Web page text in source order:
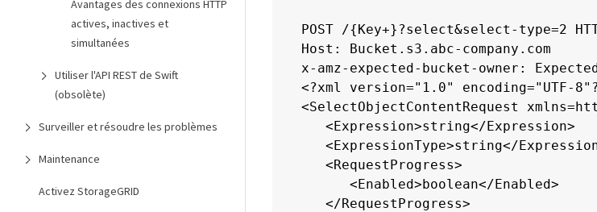
Avantages des connexions HTTP
actives, inactives et
simultanées
Utiliser l'API REST de Swift
(obsolète)
Surveiller et résoudre les problèmes
Maintenance
Activez StorageGRID
<QuoteFields>string</
<RecordDelimiter>string</
      </CSV>
   </OutputSerialization>
   <ScanRange>
      <End>long</End>
      <Start>long</Start>
   </ScanRange>
</SelectObjectContentRequest>
POST /{Key+}?select&select-type=2
Host: Bucket.s3.abc-company.com
x-amz-expected-bucket-owner:
<?xml version="1.0" encoding="UTF-
<SelectObjectContentRequest
   <Expression>string</Expression>
<ExpressionType>string</
   <RequestProgress>
      <Enabled>boolean</Enabled>
   </RequestProgress>